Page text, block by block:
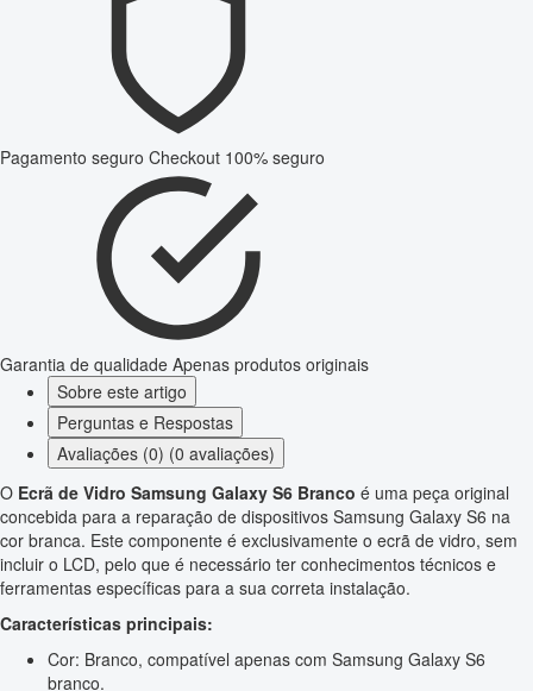
Pagamento seguro Checkout 100% seguro
Garantia de qualidade Apenas produtos originais
Sobre este artigo
Perguntas e Respostas
Avaliações (0) (0 avaliações)
O Ecrã de Vidro Samsung Galaxy S6 Branco é uma peça original
concebida para a reparação de dispositivos Samsung Galaxy S6 na
cor branca. Este componente é exclusivamente o ecrã de vidro, sem
incluir o LCD, pelo que é necessário ter conhecimentos técnicos e
ferramentas específicas para a sua correta instalação.
Características principais:
Cor: Branco, compatível apenas com Samsung Galaxy S6
branco.